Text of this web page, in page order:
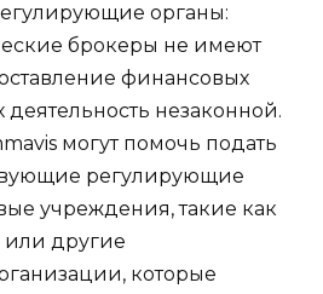
органы:
брокеры не имеют
финансовых
деятельность незаконной.
могут помочь подать
регулирующие
учреждения, такие как
или другие
которые